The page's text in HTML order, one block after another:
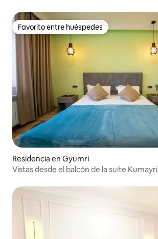
Favorito entre huéspedes
Favorito entre huéspedes
Residencia en Gyumri
Vistas desde el balcón de la suite Kumayri